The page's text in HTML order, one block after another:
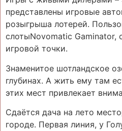
представлены игровые
розыгрыша лотерей.
слотыNovomatic Gaminator,
игровой точки.
Знаменитое шотландское
глубинах. А жить ему там
этих мест привлекает
Сдаётся дача на лето
городе. Первая линия, у